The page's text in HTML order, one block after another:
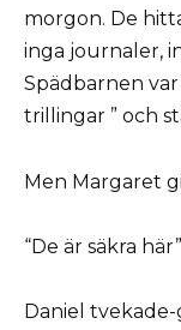
morgon. De
inga journaler,
Spädbarnen
trillingar ” och
Men Margaret
“De är säkra
Daniel